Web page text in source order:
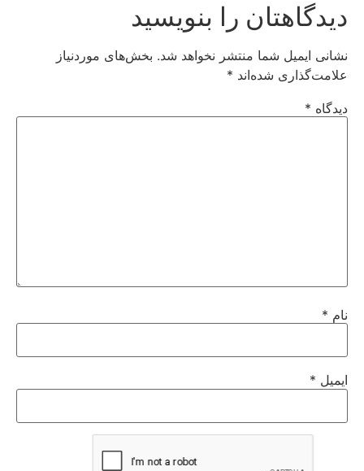
دیدگاهتان را بنویسید
نشانی ایمیل شما منتشر نخواهد شد. بخش‌های موردنیاز
علامت‌گذاری شده‌اند *
دیدگاه *
نام *
ایمیل *